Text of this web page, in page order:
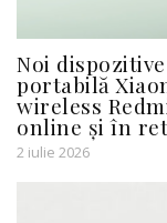
Noi
portabilă
wireless
online și în
2 iulie 2026